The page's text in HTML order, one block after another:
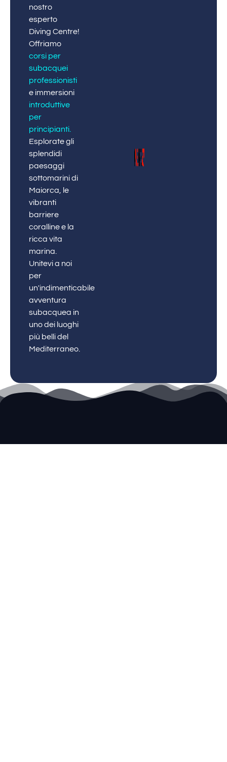
nostro
esperto
Diving Centre!
Offriamo
corsi per
subacquei
professionisti
e immersioni
introduttive
per
principianti.
Esplorate gli
splendidi
paesaggi
sottomarini di
Maiorca, le
vibranti
barriere
coralline e la
ricca vita
marina.
Unitevi a noi
per
un'indimenticabile
avventura
subacquea in
uno dei luoghi
più belli del
Mediterraneo.